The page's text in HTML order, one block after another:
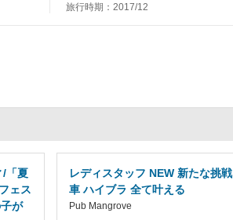
旅行時期：2017/12
/「夏
ェス
が
レディスタッフ NEW 新たな挑
車 ハイブラ 全て叶える
Pub Mangrove